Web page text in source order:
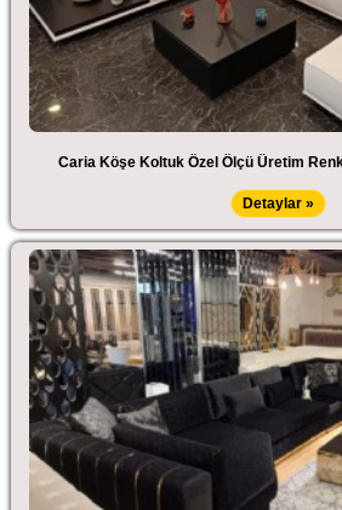
Caria Köşe Koltuk Özel Ölçü Üretim
Detaylar »